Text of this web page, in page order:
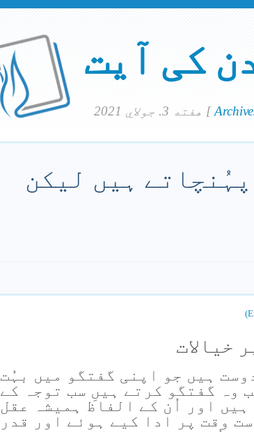
کی آیت
[
ہیں لیکن
خیالات
ہیں جو اپنی گفتگو میں بہُت
وہ گفتگو کرتے ہیںِ سب توجہ کے
ہیں اور اُن کے الفاظ ہمیشہ عقل
وقت پر ادا کیے ہوئے اور قدر